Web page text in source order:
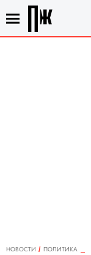
НОВОСТИ
ПОЛИТИКА